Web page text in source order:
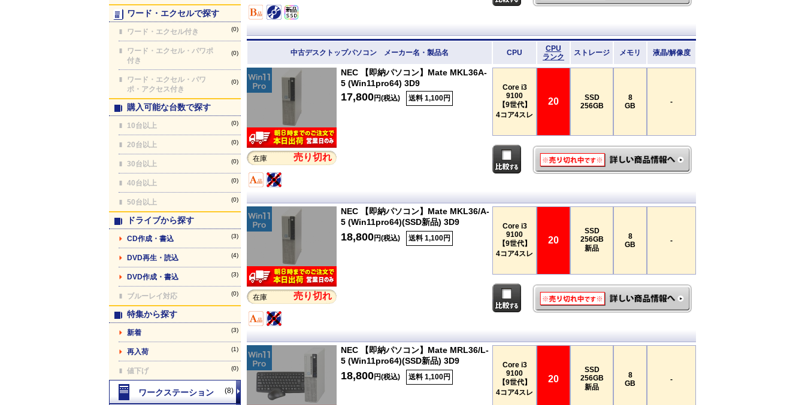
ワード・エクセルで探す
ワード・エクセル付き (0)
ワード・エクセル・パワポ
付き
(0)
ワード・エクセル・パワ
ポ・アクセス付き
(0)
購入可能な台数で探す
10台以上 (0)
20台以上 (0)
30台以上 (0)
40台以上 (0)
50台以上 (0)
ドライブから探す
CD作成・書込 (3)
DVD再生・読込 (4)
DVD作成・書込 (3)
ブルーレイ対応 (0)
特集から探す
新着 (3)
再入荷 (1)
値下げ (0)
(8)
中古デスクトップパソコン メーカー名・製品名 CPU
CPU
ランク
ストレージ メモリ 液晶/解像度
在庫 売り切れ
NEC 【即納パソコン】Mate MKL36A-
5 (Win11pro64) 3D9
17,800円(税込) 送料 1,100円
Core i3
9100
【9世代】
4コア4スレ
20
SSD
256GB
8
GB
-
在庫 売り切れ
NEC 【即納パソコン】Mate MKL36/A-
5 (Win11pro64)(SSD新品) 3D9
18,800円(税込) 送料 1,100円
Core i3
9100
【9世代】
4コア4スレ
20
SSD
256GB
新品
8
GB
-
NEC 【即納パソコン】Mate MRL36/L-
5 (Win11pro64)(SSD新品) 3D9
18,800円(税込) 送料 1,100円
Core i3
9100
【9世代】
4コア4スレ
20
SSD
256GB
新品
8
GB
-